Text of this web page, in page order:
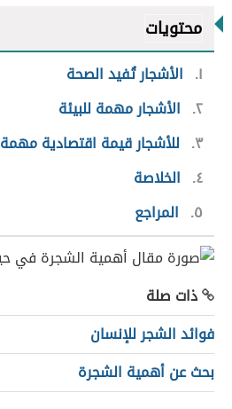
محتويات
١
الأشجار تُفيد الصحة
٢ الأشجار مهمة للبيئة
٣ للأشجار قيمة اقتصادية مهمة
٤
الخلاصة
٥
المراجع
ذات صلة
فوائد الشجر للإنسان
بحث عن أهمية الشجرة